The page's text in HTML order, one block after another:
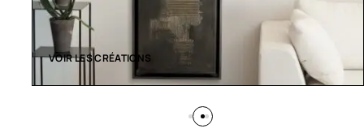
VOIR LES CRÉATIONS